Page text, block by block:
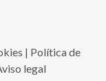
| Política de
legal